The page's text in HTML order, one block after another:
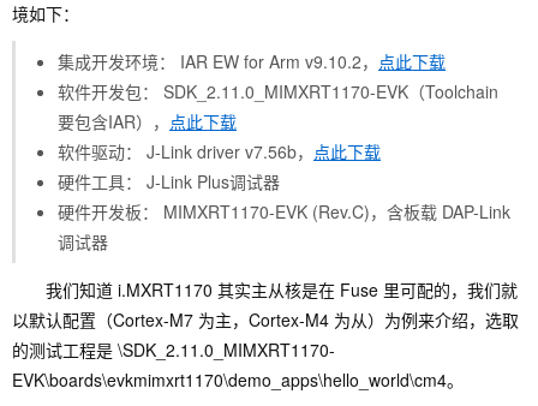
境如下：
集成开发环境： IAR EW for Arm v9.10.2， 点此下载
软件开发包： SDK_2.11.0_MIMXRT1170-EVK（Toolchain
要包含IAR）， 点此下载
软件驱动： J-Link driver v7.56b， 点此下载
硬件工具： J-Link Plus调试器
硬件开发板： MIMXRT1170-EVK (Rev.C)，含板载 DAP-Link
调试器
我们知道 i.MXRT1170 其实主从核是在 Fuse 里可配的，我们就
以默认配置（Cortex-M7 为主，Cortex-M4 为从）为例来介绍，选取
的测试工程是 \SDK_2.11.0_MIMXRT1170-
EVK\boards\evkmimxrt1170\demo_apps\hello_world\cm4。